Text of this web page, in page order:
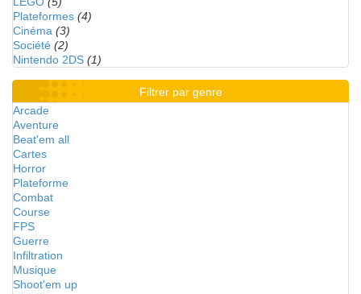
Plateformes (4)
Cinéma (3)
Société (2)
Nintendo 2DS (1)
Filtrer par genre
Arcade
Aventure
Beat'em all
Cartes
Horror
Plateforme
Combat
Course
FPS
Guerre
Infiltration
Musique
Shoot'em up